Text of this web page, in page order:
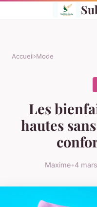
Accueil›Mode
Les
hautes
Maxime•4